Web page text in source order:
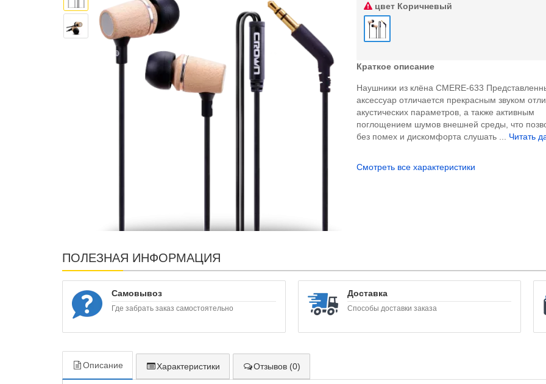
цвет Коричневый
Краткое описание
Наушники из клёна CMERE-633
аксессуар отличается прекрасным звуком
акустических параметров, а также активным
поглощением шумов внешней среды, что
без помех и дискомфорта слушать ... Читать
Смотреть все характеристики
ПОЛЕЗНАЯ ИНФОРМАЦИЯ
Самовывоз
Где забрать заказ самостоятельно
Доставка
Способы доставки заказа
Описание Характеристики Отзывов (0)